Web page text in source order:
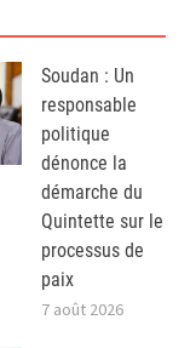
Soudan : Un
responsable
politique
dénonce la
démarche du
Quintette sur le
processus de
paix
7 août 2026